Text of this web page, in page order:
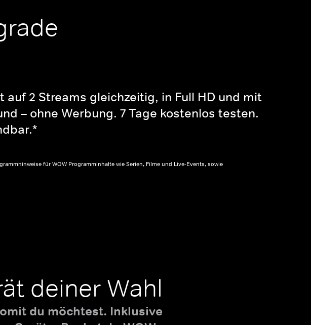
2 Streams gleichzeitig, in Full HD und mit
– ohne Werbung. 7 Tage kostenlos testen.
für WOW Programminhalte wie Serien, Filme und Live-Events, sowie
deiner Wahl
du möchtest. Inklusive